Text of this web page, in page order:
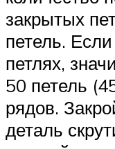
закрытых
петель.
петлях,
50 петель
рядов.
деталь